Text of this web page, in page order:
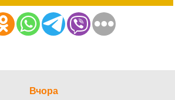
Вчора